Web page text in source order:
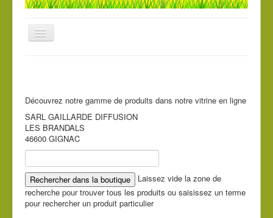
Basculer
la
Nos Magasins
Les producteurs
Découvrez notre gamme de produits dans notre vitrine en ligne
SARL GAILLARDE DIFFUSION
LES BRANDALS
46600 GIGNAC
Laissez vide la zone de
recherche pour trouver tous les produits ou saisissez un terme
pour rechercher un produit particulier